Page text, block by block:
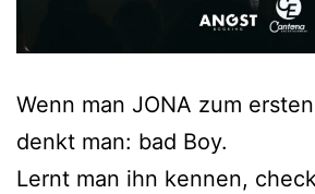
Wenn man JONA zum
denkt man: bad Boy.
Lernt man ihn kennen,